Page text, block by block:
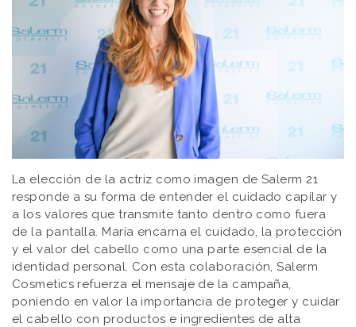
La elección de la actriz como imagen de Salerm 21
responde a su forma de entender el cuidado capilar y
a los valores que transmite tanto dentro como fuera
de la pantalla. María encarna el cuidado, la protección
y el valor del cabello como una parte esencial de la
identidad personal. Con esta colaboración, Salerm
Cosmetics refuerza el mensaje de la campaña,
poniendo en valor la importancia de proteger y cuidar
el cabello con productos e ingredientes de alta